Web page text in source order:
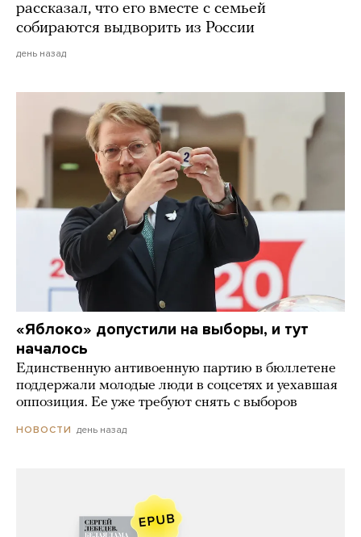
рассказал, что его вместе с семьей
собираются выдворить из России
день назад
«Яблоко» допустили на выборы, и тут
началось
Единственную антивоенную партию в бюллетене
поддержали молодые люди в соцсетях и уехавшая
оппозиция. Ее уже требуют снять с выборов
НОВОСТИ день назад